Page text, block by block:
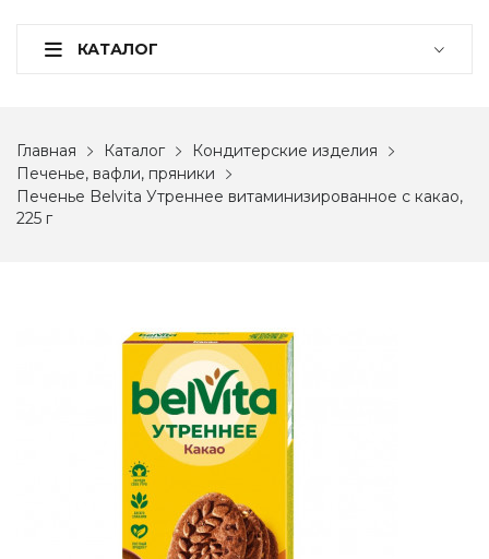
КАТАЛОГ
Главная Каталог
Кондитерские изделия
Печенье, вафли, пряники
Печенье Belvita Утреннее витаминизированное с какао,
225 г